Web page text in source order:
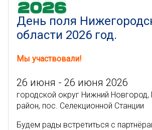
День поля
области 2026 год.
Мы участвовали!
26 июня - 26 июня 2026
городской округ Нижний Новгород,
район, пос. Селекционной Станции
Будем рады встретиться с